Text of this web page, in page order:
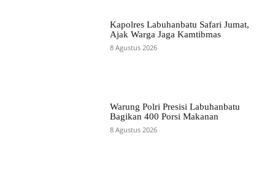
Kapolres Labuhanbatu Safari Jumat,
Ajak Warga Jaga Kamtibmas
8 Agustus 2026
Warung Polri Presisi Labuhanbatu
Bagikan 400 Porsi Makanan
8 Agustus 2026